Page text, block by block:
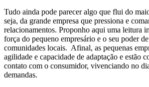
Tudo ainda pode parecer algo que flui do
seja, da grande empresa que pressiona e
relacionamentos. Proponho aqui uma leitura
força do pequeno empresário e o seu poder
comunidades locais. Afinal, as pequenas
agilidade e capacidade de adaptação e estão
contato com o consumidor, vivenciando no
demandas.